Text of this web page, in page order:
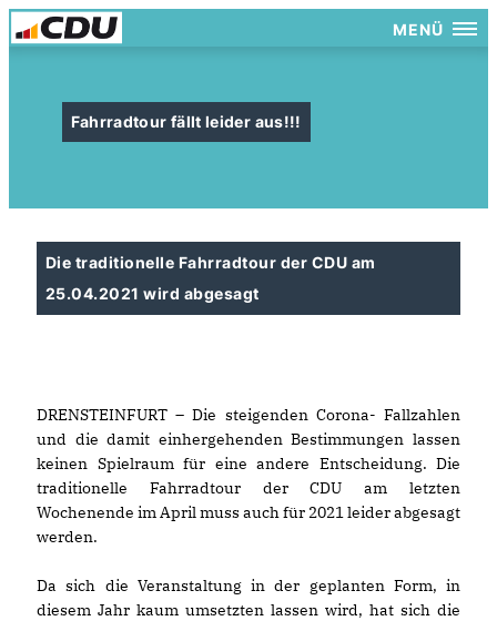
MENÜ
Fahrradtour fällt leider aus!!!
Die traditionelle Fahrradtour der CDU am
25.04.2021 wird abgesagt
DRENSTEINFURT – Die steigenden Corona- Fallzahlen
und die damit einhergehenden Bestimmungen lassen
keinen Spielraum für eine andere Entscheidung. Die
traditionelle Fahrradtour der CDU am letzten
Wochenende im April muss auch für 2021 leider abgesagt
werden.
Da sich die Veranstaltung in der geplanten Form, in
diesem Jahr kaum umsetzten lassen wird, hat sich die